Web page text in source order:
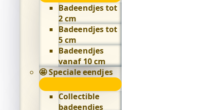
Populaire
submenu
Badeendjes tot
2 cm
Badeendjes tot
5 cm
Badeendjes
vanaf 10 cm
🤩 Speciale eendjes
Speciale
eendjes
Collectible
badeendjes